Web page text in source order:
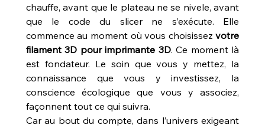
chauffe, avant que le plateau ne se nivele, avant
que le code du slicer ne s’exécute. Elle
commence au moment où vous choisissez votre
filament 3D pour imprimante 3D. Ce moment là
est fondateur. Le soin que vous y mettez, la
connaissance que vous y investissez, la
conscience écologique que vous y associez,
façonnent tout ce qui suivra.
Car au bout du compte, dans l’univers exigeant